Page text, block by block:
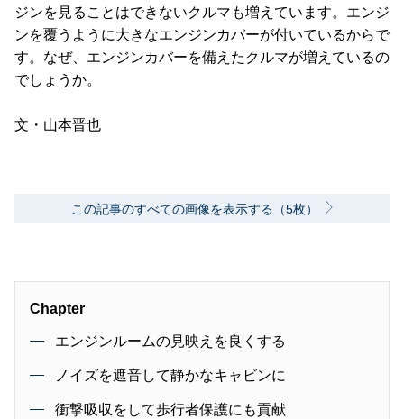
ジンを見ることはできないクルマも増えています。エンジ
ンを覆うように大きなエンジンカバーが付いているからで
す。なぜ、エンジンカバーを備えたクルマが増えているの
でしょうか。
文・山本晋也
この記事のすべての画像を表示する（5枚）
Chapter
エンジンルームの見映えを良くする
ノイズを遮音して静かなキャビンに
衝撃吸収をして歩行者保護にも貢献